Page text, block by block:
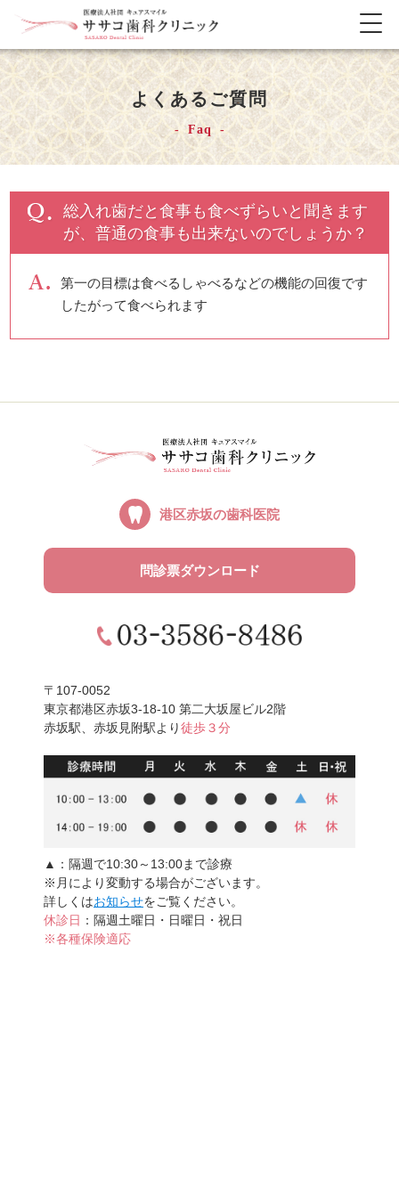
メ
ュ
ー
の
開
閉
よくあるご質問
Faq
総入れ歯だと食事も食べずらいと聞きます
が、普通の食事も出来ないのでしょうか？
第一の目標は食べるしゃべるなどの機能の回復です
したがって食べられます
港区赤坂の歯科医院
問診票ダウンロード
〒107-0052
東京都港区赤坂3-18-10 第二大坂屋ビル2階
赤坂駅、赤坂見附駅より徒歩３分
▲ ：隔週で10:30～13:00まで診療
※月により変動する場合がございます。
詳しくはお知らせをご覧ください。
休診日 ：隔週土曜日・日曜日・祝日
※各種保険適応